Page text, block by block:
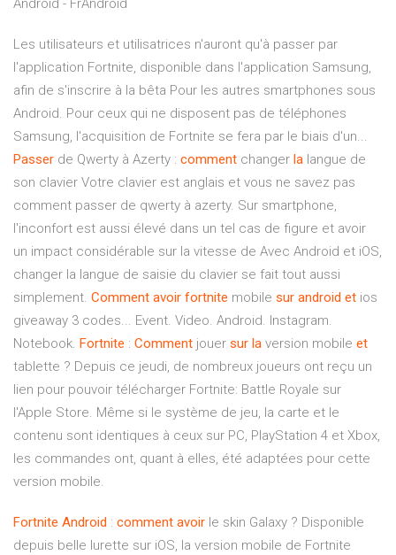
Android - FrAndroid
Les utilisateurs et utilisatrices n'auront qu'à passer par
l'application Fortnite, disponible dans l'application Samsung,
afin de s'inscrire à la bêta Pour les autres smartphones sous
Android. Pour ceux qui ne disposent pas de téléphones
Samsung, l'acquisition de Fortnite se fera par le biais d'un...
Passer de Qwerty à Azerty : comment changer la langue de
son clavier Votre clavier est anglais et vous ne savez pas
comment passer de qwerty à azerty. Sur smartphone,
l'inconfort est aussi élevé dans un tel cas de figure et avoir
un impact considérable sur la vitesse de Avec Android et iOS,
changer la langue de saisie du clavier se fait tout aussi
simplement. Comment avoir fortnite mobile sur android et ios
giveaway 3 codes... Event. Video. Android. Instagram.
Notebook. Fortnite : Comment jouer sur la version mobile et
tablette ? Depuis ce jeudi, de nombreux joueurs ont reçu un
lien pour pouvoir télécharger Fortnite: Battle Royale sur
l'Apple Store. Même si le système de jeu, la carte et le
contenu sont identiques à ceux sur PC, PlayStation 4 et Xbox,
les commandes ont, quant à elles, été adaptées pour cette
version mobile.
Fortnite Android : comment avoir le skin Galaxy ? Disponible
depuis belle lurette sur iOS, la version mobile de Fortnite